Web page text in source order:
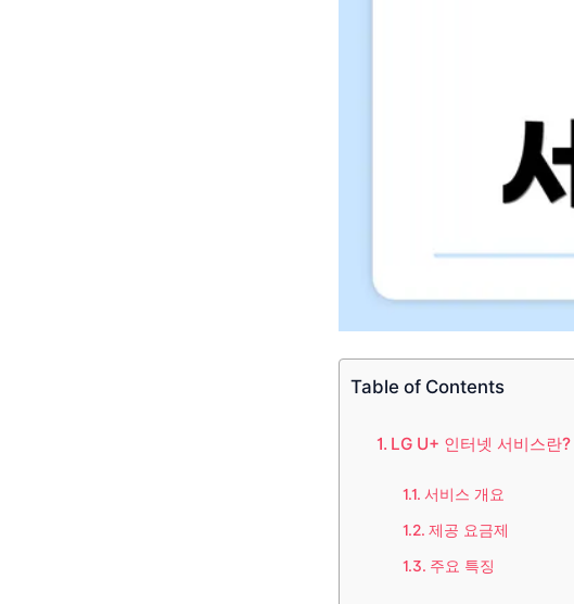
Table of Contents
LG U+ 인터넷 서비스란?
서비스 개요
제공 요금제
주요 특징